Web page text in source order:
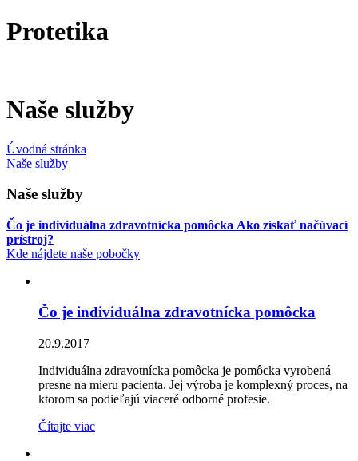
Protetika
Naše služby
Úvodná stránka
Naše služby
Naše služby
Čo je individuálna zdravotnícka pomôcka Ako získať načúvací
prístroj?
Kde nájdete naše pobočky
Čo je individuálna zdravotnícka pomôcka
20.9.2017
Individuálna zdravotnícka pomôcka je pomôcka vyrobená
presne na mieru pacienta. Jej výroba je komplexný proces, na
ktorom sa podieľajú viaceré odborné profesie.
Čítajte viac